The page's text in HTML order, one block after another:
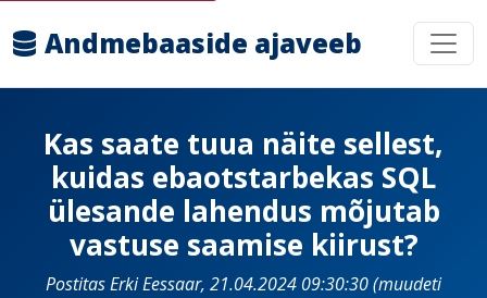
Andmebaaside ajaveeb
Kas saate tuua näite sellest,
kuidas ebaotstarbekas SQL
ülesande lahendus mõjutab
vastuse saamise kiirust?
Postitas Erki Eessaar, 21.04.2024 09:30:30 (muudeti